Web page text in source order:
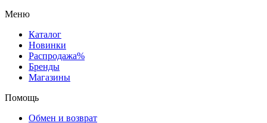
Меню
Каталог
Новинки
Распродажа%
Бренды
Магазины
Помощь
Обмен и возврат